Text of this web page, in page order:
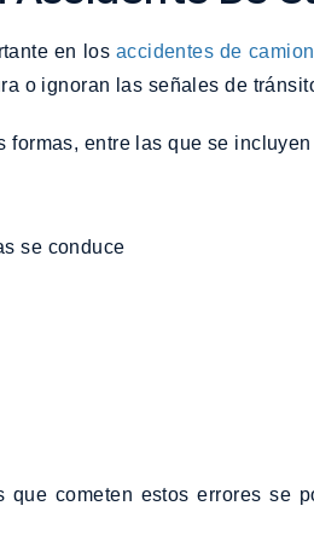
en los accidentes de
o ignoran las señales de
entre las que se
se conduce
que cometen estos errores